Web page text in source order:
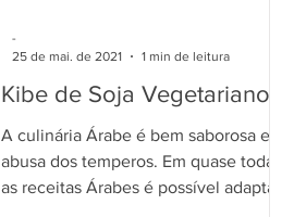
Kibe de Soja Vegetariano
A culinária Árabe é bem saborosa e
abusa dos temperos. Em quase todas
as receitas Árabes é possível adaptar
-
25 de mai. de 2021
1 min de leitura